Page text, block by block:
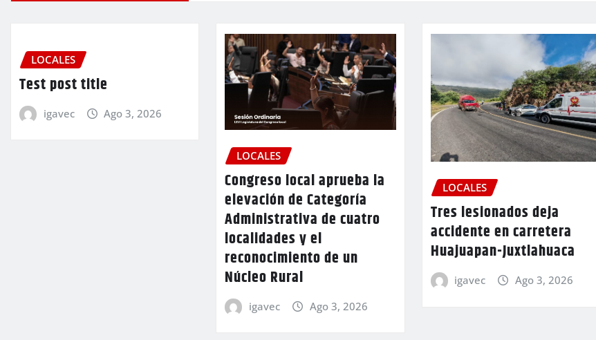
LOCALES
Test post title
igavec Ago 3, 2026
LOCALES
Congreso local aprueba la
elevación de Categoría
Administrativa de cuatro
localidades y el
reconocimiento de un
Núcleo Rural
igavec Ago 3, 2026
LOCALES
Tres lesionados deja
accidente en carretera
Huajuapan-Juxtlahuaca
igavec Ago 3, 2026